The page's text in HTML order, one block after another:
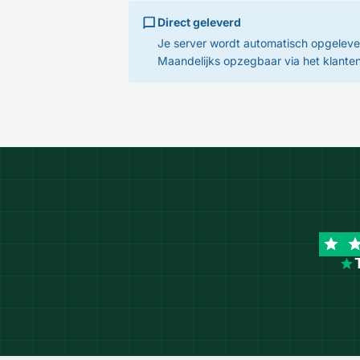
Direct geleverd
Je server wordt automatisch
Maandelijks opzegbaar via het